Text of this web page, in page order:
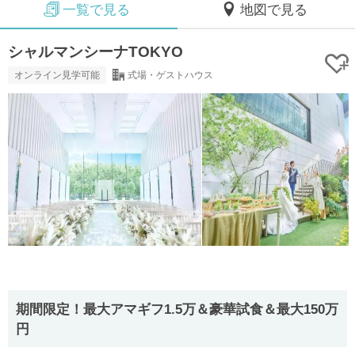
一覧で見る 地図で見る
シャルマンシーナTOKYO
オンライン見学可能 式場・ゲストハウス
期間限定！最大アマギフ1.5万＆豪華試食＆最大150万
円